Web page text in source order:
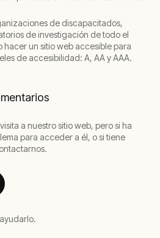
de discapacitados,
de investigación de todo el
un sitio web accesible para
de accesibilidad: A, AA y AAA.
a nuestro sitio web, pero si ha
para acceder a él, o si tiene